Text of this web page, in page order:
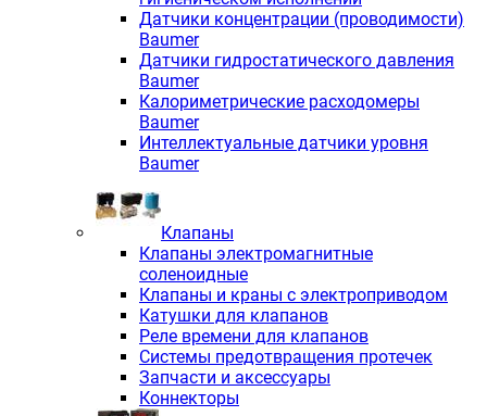
Датчики концентрации (проводимости)
Baumer
Датчики гидростатического давления
Baumer
Калориметрические расходомеры
Baumer
Интеллектуальные датчики уровня
Baumer
Клапаны
Клапаны электромагнитные
соленоидные
Клапаны и краны с электроприводом
Катушки для клапанов
Реле времени для клапанов
Системы предотвращения протечек
Запчасти и аксессуары
Коннекторы